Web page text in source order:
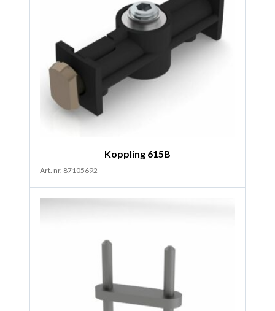
Koppling 615B
Art. nr. 87105692